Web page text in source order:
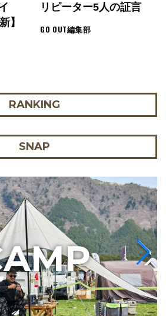
】
リピーター5人の証言
GO OUT編集部
RANKING
SNAP
AMP